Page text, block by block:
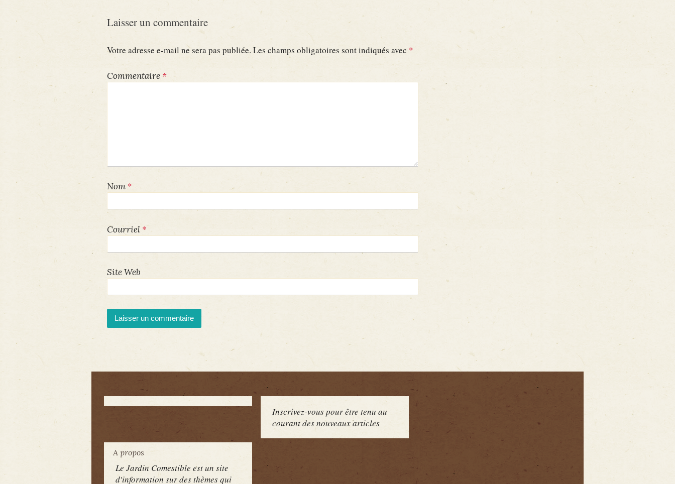
Laisser un commentaire
Votre adresse e-mail ne sera pas publiée. Les champs obligatoires sont indiqués avec *
Commentaire *
Nom *
Courriel *
Site Web
Inscrivez-vous pour être tenu au
courant des nouveaux articles
A propos
Le Jardin Comestible est un site
d'information sur des thèmes qui